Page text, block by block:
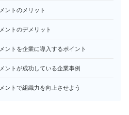
ントのメリット
ントのデメリット
ントを企業に導入するポイント
ントが成功している企業事例
ントで組織力を向上させよう